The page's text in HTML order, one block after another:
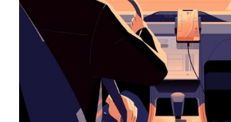
并
期。
按